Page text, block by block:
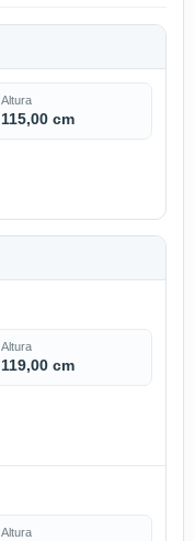
Altura
115,00 cm
Altura
119,00 cm
Altura